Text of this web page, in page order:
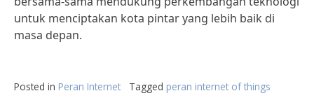
untuk menciptakan kota pintar yang lebih baik di
masa depan.
Posted in Peran Internet Tagged peran internet of things